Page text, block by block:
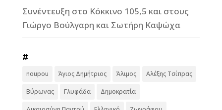
Συνέντευξη στο Κόκκινο 105,5 και στους
Γιώργο Βούλγαρη και Σωτήρη Καψώχα
#
noupou Άγιος Δημήτριος Άλιμος Αλέξης Τσίπρας
Βύρωνας Γλυφάδα Δημοκρατία